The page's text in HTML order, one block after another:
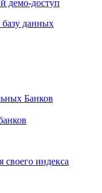
демо-доступ
данных
Банков
своего индекса